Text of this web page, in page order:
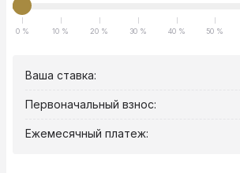
0 % 10 % 20 % 30 % 40 % 50 %
Ваша ставка:
Первоначальный взнос:
Ежемесячный платеж: